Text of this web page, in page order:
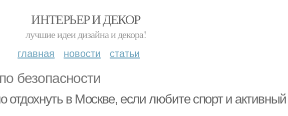
ИНТЕРЬЕР И ДЕКОР
лучшие идеи дизайна и декора!
главная новости статьи
безопасности
отдохнуть в Москве, если любите спорт и